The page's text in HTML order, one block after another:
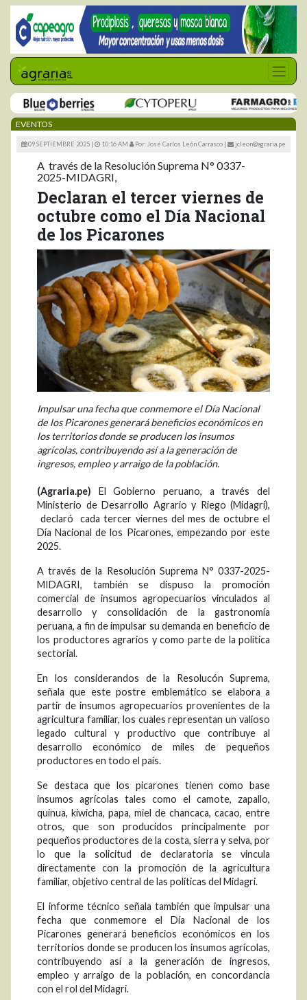
EVENTOS
09 SEPTIEMBRE 2025 | 10:16 AM Por: José Carlos León Carrasco | jcleon@agraria.pe
A través de la Resolución Suprema N° 0337-
2025-MIDAGRI,
Declaran el tercer viernes de
octubre como el Día Nacional
de los Picarones
Impulsar una fecha que conmemore el Día Nacional
de los Picarones generará beneficios económicos en
los territorios donde se producen los insumos
agrícolas, contribuyendo así a la generación de
ingresos, empleo y arraigo de la población.
(Agraria.pe) El Gobierno peruano, a través del
Ministerio de Desarrollo Agrario y Riego (Midagri),
declaró cada tercer viernes del mes de octubre el
Día Nacional de los Picarones, empezando por este
2025.
A través de la Resolución Suprema N° 0337-2025-
MIDAGRI, también se dispuso la promoción
comercial de insumos agropecuarios vinculados al
desarrollo y consolidación de la gastronomía
peruana, a fin de impulsar su demanda en beneficio de
los productores agrarios y como parte de la política
sectorial.
En los considerandos de la Resolucón Suprema,
señala que este postre emblemático se elabora a
partir de insumos agropecuarios provenientes de la
agricultura familiar, los cuales representan un valioso
legado cultural y productivo que contribuye al
desarrollo económico de miles de pequeños
productores en todo el país.
Se destaca que los picarones tienen como base
insumos agrícolas tales como el camote, zapallo,
quinua, kiwicha, papa, miel de chancaca, cacao, entre
otros, que son producidos principalmente por
pequeños productores de la costa, sierra y selva, por
lo que la solicitud de declaratoria se vincula
directamente con la promoción de la agricultura
familiar, objetivo central de las políticas del Midagri.
El informe técnico señala también que impulsar una
fecha que conmemore el Día Nacional de los
Picarones generará beneficios económicos en los
territorios donde se producen los insumos agrícolas,
contribuyendo así a la generación de ingresos,
empleo y arraigo de la población, en concordancia
con el rol del Midagri.